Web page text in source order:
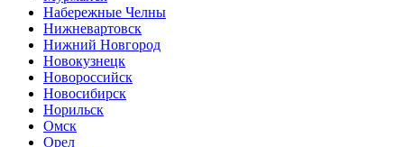
Набережные Челны
Нижневартовск
Нижний Новгород
Новокузнецк
Новороссийск
Новосибирск
Норильск
Омск
Орел